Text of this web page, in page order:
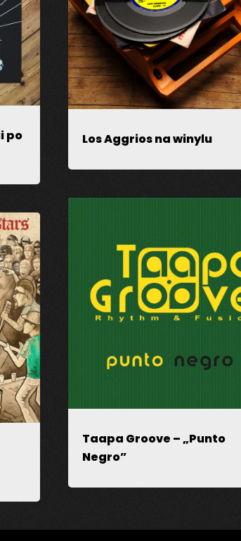
podczas pisania kolejnych komentarzy.
po
Los Aggrios na winylu
Taapa Groove – „Punto
Negro”